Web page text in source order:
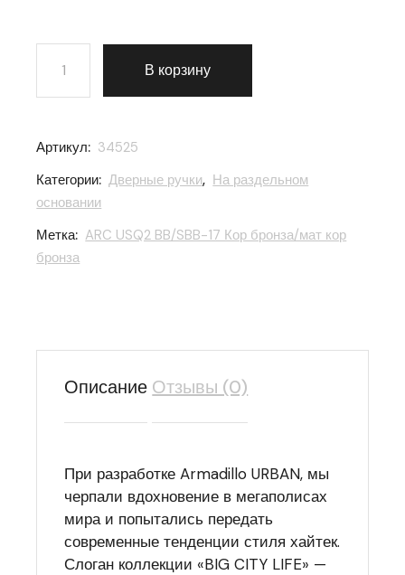
Количество товара Ручка раздельная Armadillo
В корзину
Артикул: 34525
Категории: Дверные ручки, На раздельном
основании
Метка: ARC USQ2 BB/SBB-17 Кор бронза/мат кор
бронза
Описание Отзывы (0)
При разработке Armadillo URBAN, мы
черпали вдохновение в мегаполисах
мира и попытались передать
современные тенденции стиля хайтек.
Слоган коллекции «BIG CITY LIFE» —